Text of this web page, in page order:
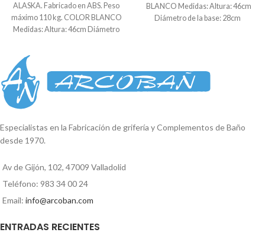
ALASKA. Fabricado en ABS. Peso
máximo 110 kg. COLOR BLANCO
Medidas: Altura: 46cm Diámetro
BLANCO Medidas: Altura: 46cm
Diámetro de la base: 28cm
Especialistas en la Fabricación de grifería y Complementos de Baño
desde 1970.
Av de Gijón, 102, 47009 Valladolid
Teléfono: 983 34 00 24
Email: info@arcoban.com
ENTRADAS RECIENTES